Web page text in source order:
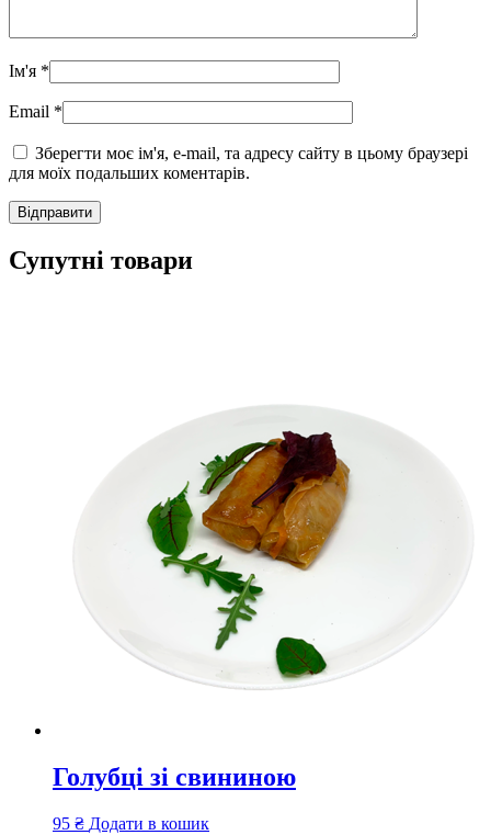
Ім'я *
Email *
Зберегти моє ім'я, e-mail, та адресу сайту в цьому браузері
для моїх подальших коментарів.
Супутні товари
Голубці зі свининою
95 ₴ Додати в кошик